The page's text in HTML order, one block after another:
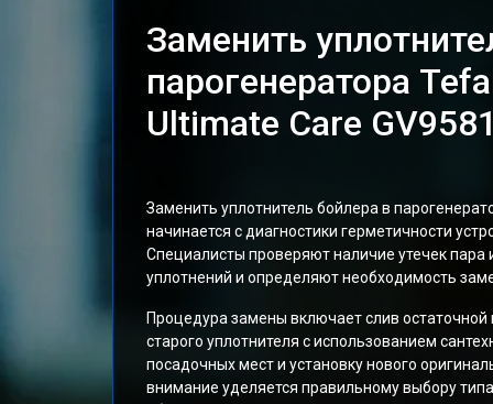
Заменить
парогенератора
Ultimate Care
Заменить уплотнитель бойлера в
начинается с диагностики герметичности
Специалисты проверяют наличие утечек
уплотнений и определяют необходимость
Процедура замены включает слив
старого уплотнителя с использованием
посадочных мест и установку нового
внимание уделяется правильному выбору